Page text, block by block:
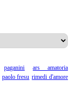
paganini
ars amatoria
paolo fresu rimedi d'amore